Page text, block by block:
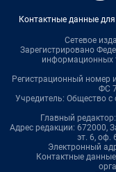
Контактные данные
Сетевое
Зарегистрировано
информационных
Регистрационный номер
ФС
Учредитель: Общество
Главный
Адрес редакции: 672000,
эт. 6, оф.
Электронный
Контактные